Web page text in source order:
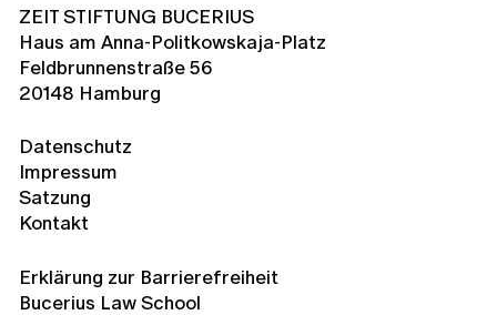
ZEIT STIFTUNG BUCERIUS
Haus am Anna-Politkowskaja-Platz
Feldbrunnenstraße 56
20148 Hamburg
Datenschutz
Impressum
Satzung
Kontakt
Erklärung zur Barrierefreiheit
Bucerius Law School